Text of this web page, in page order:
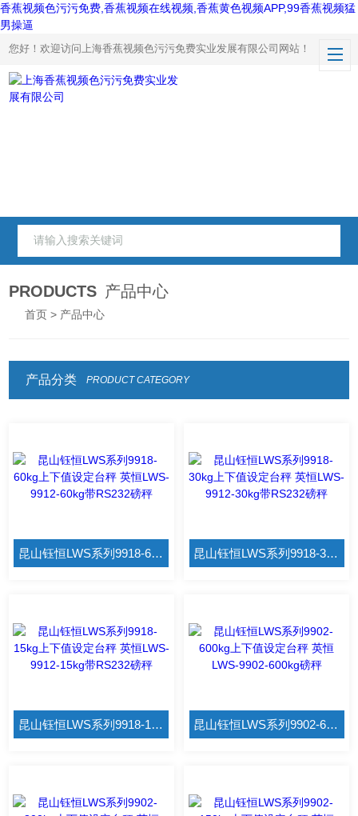
香蕉视频色污污免费,香蕉视频在线视频,香蕉黄色视频APP,99香蕉视频猛
男操逼
您好！欢迎访问上海香蕉视频色污污免费实业发展有限公司网站！
PRODUCTS 产品中心
首页 > 产品中心
产品分类 PRODUCT CATEGORY
昆山钰恒LWS系列9918-60kg上下值设定台秤 英恒LWS-9912-60kg带RS232磅秤 昆山钰恒LWS系列9918-30kg上下值设定台秤 英恒LWS-9912-30kg带RS232磅秤
昆山钰恒LWS系列9918-15kg上下值设定台秤 英恒LWS-9912-15kg带RS232磅秤 昆山钰恒LWS系列9902-600kg上下值设定台秤 英恒LWS-9902-600kg磅秤